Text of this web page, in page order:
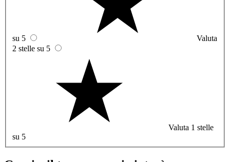
su 5
Valuta
2 stelle su 5
Valuta 1 stelle
su 5